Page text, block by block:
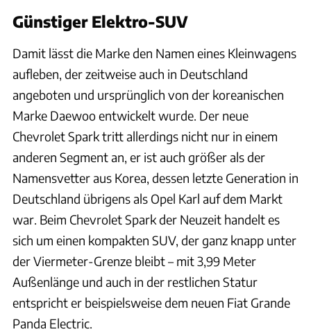
Günstiger Elektro-SUV
Damit lässt die Marke den Namen eines Kleinwagens
aufleben, der zeitweise auch in Deutschland
angeboten und ursprünglich von der koreanischen
Marke Daewoo entwickelt wurde. Der neue
Chevrolet Spark tritt allerdings nicht nur in einem
anderen Segment an, er ist auch größer als der
Namensvetter aus Korea, dessen letzte Generation in
Deutschland übrigens als Opel Karl auf dem Markt
war. Beim Chevrolet Spark der Neuzeit handelt es
sich um einen kompakten SUV, der ganz knapp unter
der Viermeter-Grenze bleibt – mit 3,99 Meter
Außenlänge und auch in der restlichen Statur
entspricht er beispielsweise dem neuen Fiat Grande
Panda Electric.